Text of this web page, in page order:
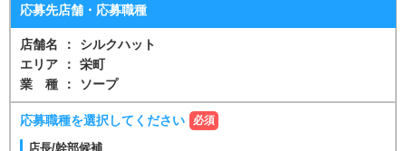
応募先店舗・応募職種
店舗名
エリア
業種
：
シルクハット
：
栄町
：
ソープ
応募職種を選択してください 必須
店長/幹部候補